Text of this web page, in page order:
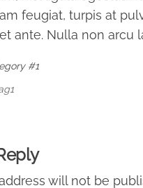
feugiat, turpis at
ante. Nulla non arcu
#1
will not be